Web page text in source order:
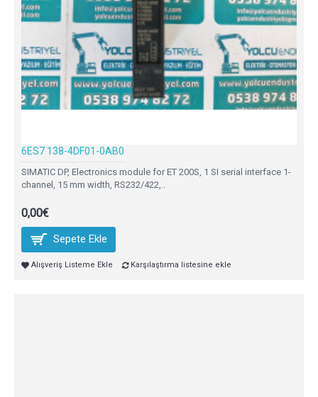
6ES7 138-4DF01-0AB0
SIMATIC DP, Electronics module for ET 200S, 1 SI serial interface 1-
channel, 15 mm width, RS232/422,..
0,00€
Sepete Ekle
Alışveriş Listeme Ekle Karşılaştırma listesine ekle